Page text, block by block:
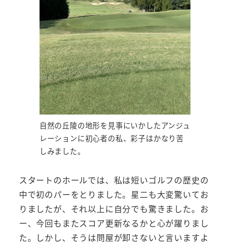
自然の丘陵の地形を見事にいかしたアンジュ
レーションに初心者の私、彩子はかなり苦
しみました。
スタートのホールでは、私は短いゴルフの歴史の
中で初のパーをとりました。星二も大変驚いてお
りましたが、それ以上に自分でも驚きました。お
ー、今回もまたスコア更新なるかと心が躍りまし
た。しかし、そうは問屋が卸さないと言いますよ